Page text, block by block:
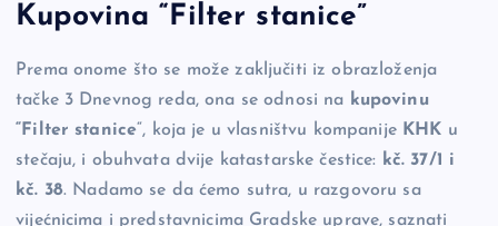
Kupovina “Filter stanice”
Prema onome što se može zaključiti iz obrazloženja
tačke 3 Dnevnog reda, ona se odnosi na kupovinu
“Filter stanice“, koja je u vlasništvu kompanije KHK u
stečaju, i obuhvata dvije katastarske čestice: kč. 37/1 i
kč. 38. Nadamo se da ćemo sutra, u razgovoru sa
vijećnicima i predstavnicima Gradske uprave, saznati